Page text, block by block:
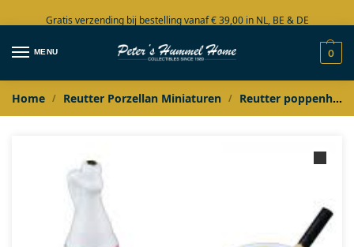
Gratis verzending bij bestelling vanaf € 39,00 in NL, BE & DE
Grote collectie in voorraad
MENU 0
Home / Reutter Porzellan Miniaturen / Reutter poppenhuis miniaturen